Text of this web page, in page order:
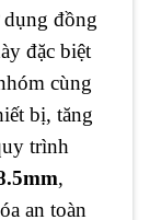
đồng
đặc biệt
cùng
bị, tăng
trình
,
an toàn